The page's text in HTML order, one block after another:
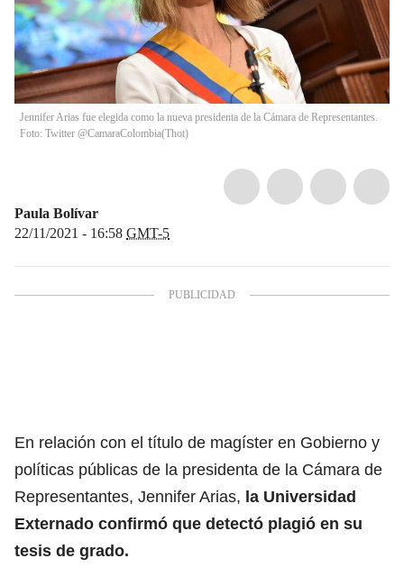
Jennifer Arias fue elegida como la nueva presidenta de la Cámara de Representantes.
Foto: Twitter @CamaraColombia(Thot)
Paula Bolívar
22/11/2021 - 16:58 GMT-5
En relación con el título de magíster en Gobierno y
políticas públicas de la presidenta de la Cámara de
Representantes, Jennifer Arias, la Universidad
Externado confirmó que detectó plagió en su
tesis de grado.